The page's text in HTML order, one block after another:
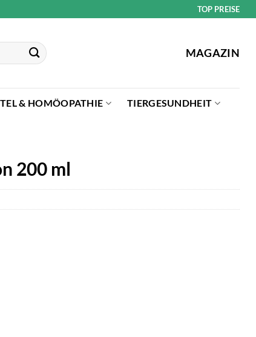
TOP PREISE
MAGAZIN
& HOMÖOPATHIE TIERGESUNDHEIT
200 ml